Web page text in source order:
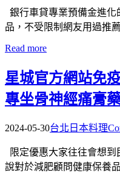
銀行車貸專業預備金進
品，不受限制網友用過推
Read more
星城官方網站免
專坐骨神經痛膏
2024-05-30台北日本料理
限定優惠大家往往會想
說對於減肥顧問健康保養